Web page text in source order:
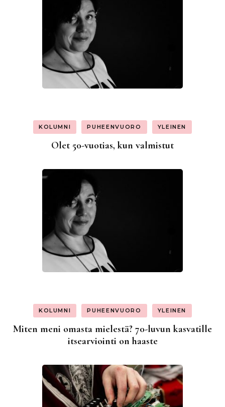
KOLUMNI PUHEENVUORO YLEINEN
Olet 50-vuotias, kun valmistut
KOLUMNI PUHEENVUORO YLEINEN
Miten meni omasta mielestä? 70-luvun kasvatille
itsearviointi on haaste